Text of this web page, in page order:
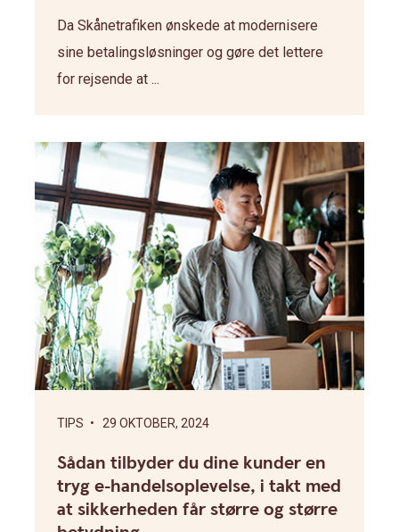
Da Skånetrafiken ønskede at modernisere
sine betalingsløsninger og gøre det lettere
for rejsende at ...
TIPS • 29 OKTOBER, 2024
Sådan tilbyder du dine kunder en
tryg e-handelsoplevelse, i takt med
at sikkerheden får større og større